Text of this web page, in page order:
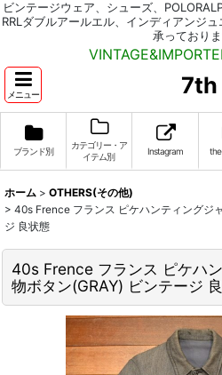
ビンテージウェア、シューズ、
RRLダブルアールエル、インディアンジ
承っておりま
メニュー 7th
ブランド別
カテゴリー・ア
イテム別
Instagram
ホーム > OTHERS(その他)
> 40s Frence フランス ピケハンティングジ
ジ 良状態
40s Frence フランス ピケハ
物ボタン(GRAY) ビンテージ